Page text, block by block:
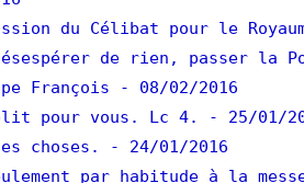
du Célibat pour le
de rien, passer la
François
- 08/02/2016
pour vous. Lc 4.
- 25/01/
choses.
- 24/01/2016
par habitude à la